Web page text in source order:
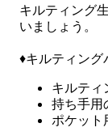
キルティング
いましょう。
♦キルティング
キルティ
持ち手用
ポケット